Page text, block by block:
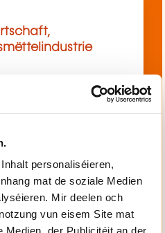
personaliséieren,
mat de soziale Medien
Mir deelen och
vun eisem Site mat
Medien, der Publicitéit an der
Elektrotechnik,